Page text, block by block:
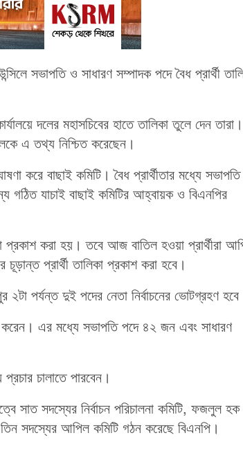
সভাপতি ও সাধারণ সম্পাদক পদে বৈধ প্রার্থী
দলের মহাসচিবের হাতে তালিকা তুলে দেন তারা।
এ তথ্য নিশ্চিত করেছেন।
করে বাছাই কমিটি। বৈধ প্রার্থীতার মধ্যে
যাচাই বাছাই কমিটির আহ্বায়ক ও বিএনপির
প্রকাশ করা হয়। তবে আজ বাতিল হওয়া প্রার্থীরা
প্রার্থী তালিকা প্রকাশ করা হবে।
পর্যন্ত দুই পদের নেতা নির্বাচনের ভোটগ্রহণ
এর মধ্যে সভাপতি পদে ৪২ জন এবং সাধারণ
চালাতে পারবেন।
সাত সদস্যের নির্বাচন পরিচালনা কমিটি, ফজলুল হক
সদস্যের আপিল কমিটি গঠন করেছে বিএনপি।